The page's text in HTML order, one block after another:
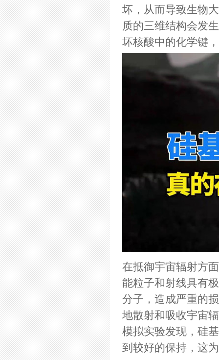
坏，从而导致生物
质的三维结构会发
坏核酸中的化学键
在抵御宇宙辐射方
能粒子和射线具有
分子，造成严重的
地散射和吸收宇宙
模拟实验发现，硅
到较好的保持，这